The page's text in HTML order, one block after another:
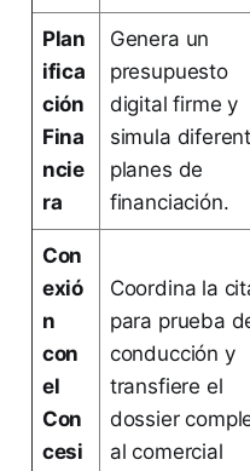
Plan
ifica
ción
Fina
ncie
ra
Genera un
presupuesto
digital firme y
simula
planes de
financiación.
Con
exió
n
con
el
Con
cesi
Coordina la
para prueba
conducción y
transfiere el
dossier
al comercial